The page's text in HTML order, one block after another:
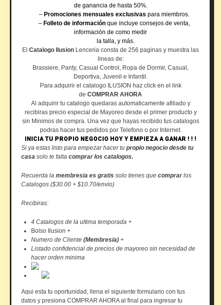
de ganancia de hasta 50%.
– Promociones mensuales exclusivas para miembros.
– Folleto de información que incluye consejos de venta,
información de como medir
la talla, y más.
El Catalogo Ilusion Lenceria consta de 256 paginas y muestra las
lineas de:
Brassiere, Panty, Casual Control, Ropa de Dormir, Casual,
Deportiva, Juvenil e Infantil.
Para adquirir el catalogo ILUSION haz click en el link
de COMPRAR AHORA
Al adquirir tu catalogo quedaras automaticamente afiliado y
recibiras precio especial de Mayoreo desde el primer producto y
sin Minimos de compra. Una vez que hayas recibido tus catalogos
podras hacer tus pedidos por Telefono o por Internet.
INICIA TU PROPIO NEGOCIO HOY Y EMPIEZA A GANAR ! ! !
Si ya estas listo para empezar hacer tu propio negocio desde tu
casa solo te falta comprar los catalogos.
Recuerda la membresia es gratis solo tienes que comprarlos
Catalogos ($30.00 + $10.70/envio)
Recibiras:
4 Catalogos de la ultima temporada +
Bolso Ilusion +
Numero de Cliente (Membresia) +
Listado confidencial de precios de mayoreo sin necesidad de
hacer orden minima
Aqui esta tu oportunidad, llena el siguiente formulario con tus
datos y presiona COMPRAR AHORA al final para ingresar tu